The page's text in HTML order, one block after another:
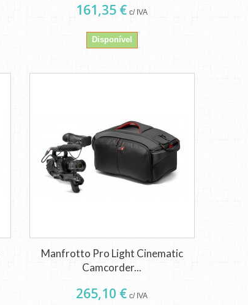
161,35 € c/ IVA
Disponível
Manfrotto Pro Light Cinematic
Camcorder...
265,10 € c/ IVA